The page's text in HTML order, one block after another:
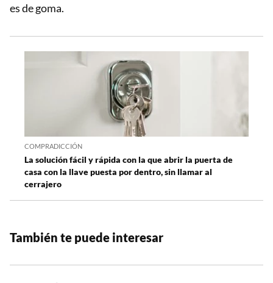
es de goma.
COMPRADICCIÓN
La solución fácil y rápida con la que abrir la puerta de
casa con la llave puesta por dentro, sin llamar al
cerrajero
También te puede interesar